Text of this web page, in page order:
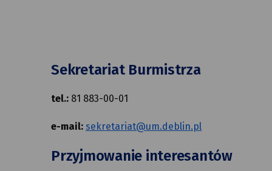
Sekretariat Burmistrza
tel.: 81 883-00-01
e-mail: sekretariat@um.deblin.pl
Przyjmowanie interesantów